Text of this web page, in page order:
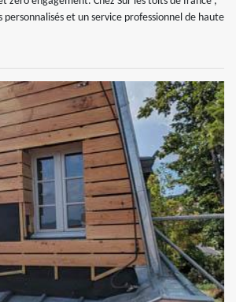
personnalisés et un service professionnel de haute